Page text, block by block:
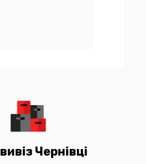
Чернівці